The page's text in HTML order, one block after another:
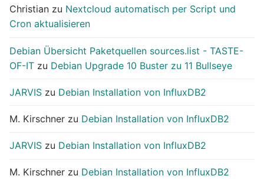
Christian zu Nextcloud automatisch per Script und
Cron aktualisieren
Debian Übersicht Paketquellen sources.list - TASTE-
OF-IT zu Debian Upgrade 10 Buster zu 11 Bullseye
JARVIS zu Debian Installation von InfluxDB2
M. Kirschner zu Debian Installation von InfluxDB2
JARVIS zu Debian Installation von InfluxDB2
M. Kirschner zu Debian Installation von InfluxDB2